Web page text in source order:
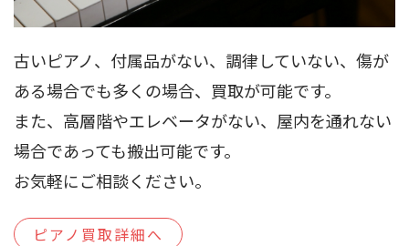
古いピアノ、付属品がない、調律していない、傷が
ある場合でも多くの場合、買取が可能です。
また、高層階やエレベータがない、屋内を通れない
場合であっても搬出可能です。
お気軽にご相談ください。
ピアノ買取詳細へ